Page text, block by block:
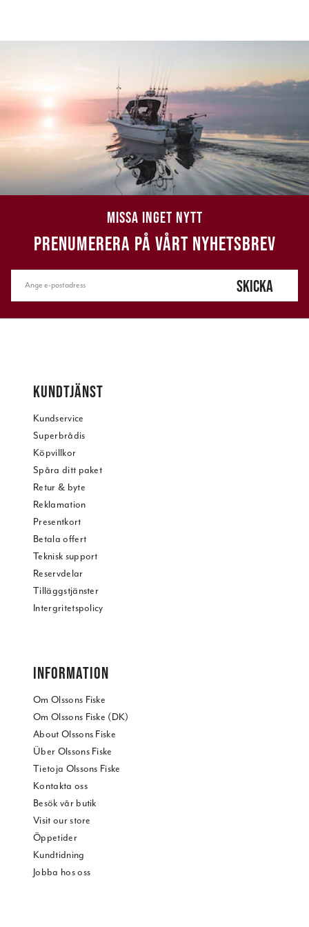
MISSA INGET NYTT
PRENUMERERA PÅ VÅRT NYHETSBREV
SKICKA
KUNDTJÄNST
Kundservice
Superbrådis
Köpvillkor
Spåra ditt paket
Retur & byte
Reklamation
Presentkort
Betala offert
Teknisk support
Reservdelar
Tilläggstjänster
Intergritetspolicy
INFORMATION
Om Olssons Fiske
Om Olssons Fiske (DK)
About Olssons Fiske
Über Olssons Fiske
Tietoja Olssons Fiske
Kontakta oss
Besök vår butik
Visit our store
Öppetider
Kundtidning
Jobba hos oss